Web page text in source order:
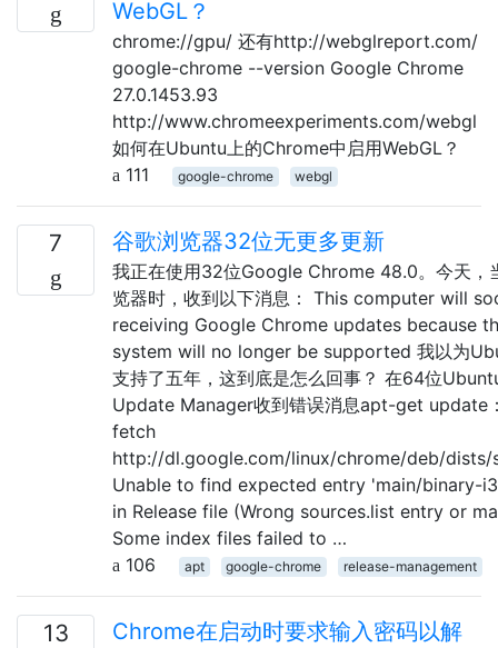
WebGL？
chrome://gpu/ 还有http://webglreport.com/
google-chrome --version Google Chrome
27.0.1453.93
http://www.chromeexperiments.com/webgl
如何在Ubuntu上的Chrome中启用WebGL？
111
google-chrome webgl
7 谷歌浏览器32位无更多更新
我正在使用32位Google Chrome 48.0。今天，
览器时，收到以下消息： This computer will
receiving Google Chrome updates because
system will no longer be supported 我以为
支持了五年，这到底是怎么回事？ 在64位
Update Manager收到错误消息apt-get update
fetch
http://dl.google.com/linux/chrome/deb/dists/
Unable to find expected entry 'main/binary-
in Release file (Wrong sources.list entry or
Some index files failed to …
106
apt google-chrome release-management
13
Chrome在启动时要求输入密码以解